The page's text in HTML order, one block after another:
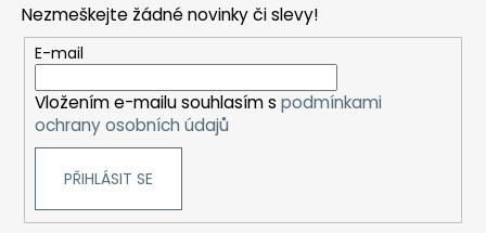
Nezmeškejte žádné novinky či slevy!
E-mail
Vložením e-mailu souhlasím s podmínkami
ochrany osobních údajů
PŘIHLÁSIT SE